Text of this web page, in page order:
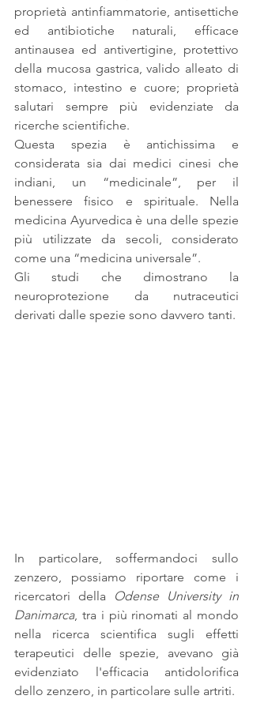
proprietà antinfiammatorie, antisettiche
ed antibiotiche naturali, efficace
antinausea ed antivertigine, protettivo
della mucosa gastrica, valido alleato di
stomaco, intestino e cuore; proprietà
salutari sempre più evidenziate da
ricerche scientifiche.
Questa spezia è antichissima e
considerata sia dai medici cinesi che
indiani, un “medicinale”, per il
benessere fisico e spirituale. Nella
medicina Ayurvedica è una delle spezie
più utilizzate da secoli, considerato
come una “medicina universale”.
Gli studi che dimostrano la
neuroprotezione da nutraceutici
derivati dalle spezie sono davvero tanti.
In particolare, soffermandoci sullo
zenzero, possiamo riportare come i
ricercatori della
Odense University in
Danimarca, tra i più rinomati al mondo
nella ricerca scientifica sugli effetti
terapeutici delle spezie, avevano già
evidenziato l'efficacia antidolorifica
dello zenzero, in particolare sulle artriti.